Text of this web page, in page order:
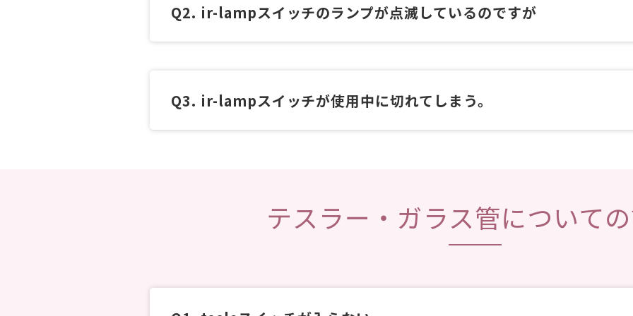
ir-lampスイッチのランプが点滅しているのですが
ir-lampスイッチが使用中に切れてしまう。
テスラー・ガラス管について